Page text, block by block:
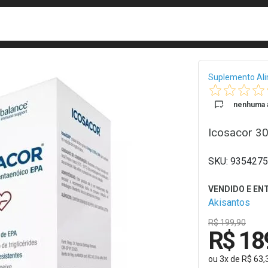
Suplemento
nenhuma
Icosacor
Akisantos
R$ 199,90
R$
ou 3xde R$